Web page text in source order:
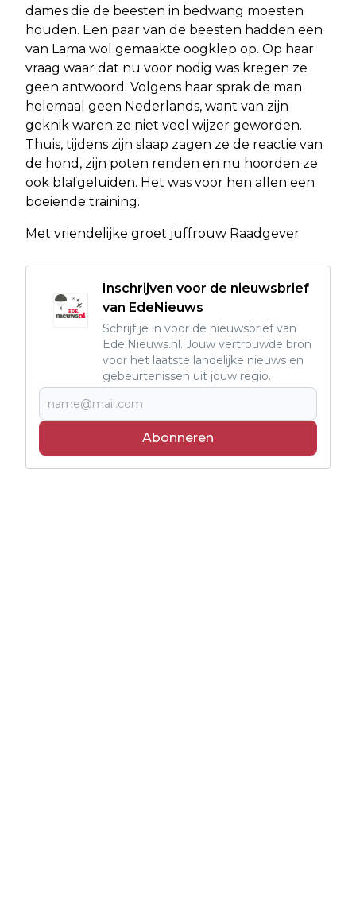
dames die de beesten in bedwang moesten
houden. Een paar van de beesten hadden een
van Lama wol gemaakte oogklep op. Op haar
vraag waar dat nu voor nodig was kregen ze
geen antwoord. Volgens haar sprak de man
helemaal geen Nederlands, want van zijn
geknik waren ze niet veel wijzer geworden.
Thuis, tijdens zijn slaap zagen ze de reactie van
de hond, zijn poten renden en nu hoorden ze
ook blafgeluiden. Het was voor hen allen een
boeiende training.
Met vriendelijke groet juffrouw Raadgever
Inschrijven voor de nieuwsbrief
van EdeNieuws
Schrijf je in voor de nieuwsbrief van
Ede.Nieuws.nl. Jouw vertrouwde bron
voor het laatste landelijke nieuws en
gebeurtenissen uit jouw regio.
Abonneren